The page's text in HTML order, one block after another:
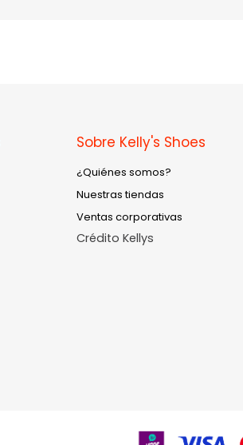
Sobre Kelly's Shoes
¿Quiénes somos?
Nuestras tiendas
Ventas corporativas
Crédito Kellys